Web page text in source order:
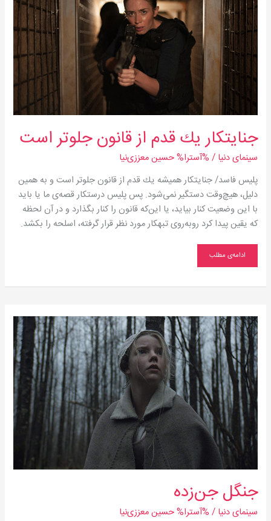
جنایتكار یك قدم از قانون جلوتر است
سینمای دنیا / %آسترا%حسین معززی‌نیا
پلیس فاسد/ جنایتكار همیشه یك قدم از قانون جلوتر است و به همین
دلیل، هیچ‌وقت دستگیر نمی‌شود. پس پلیس درستكار قصه‌ی ما یا باید
با این وضعیت كنار بیاید، یا این‌كه قانون را كنار بگذارد و در آن لحظه
كه یقین پیدا كرد رو‌به‌روی تبهكار مورد نظر قرار گرفته‌، اسلحه را بكشد.
قانون
جلوتر
است
ادامه‌ی مطلب
جنگل جن‌زده
سینمای دنیا / %آسترا%حسین معززی‌نیا
جنگل
جن‌زده